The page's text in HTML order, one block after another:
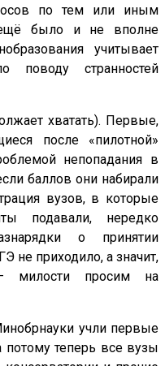
по тем или иным
было и не вполне
учитывает
странностей
хватать). Первые,
после «пилотной»
непопадания в
баллов они набирали
вузов, в которые
подавали, нередко
о принятии
не приходило, а значит,
милости просим на
учли первые
потому теперь все вузы